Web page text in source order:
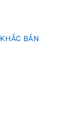
KHẮC BẢN